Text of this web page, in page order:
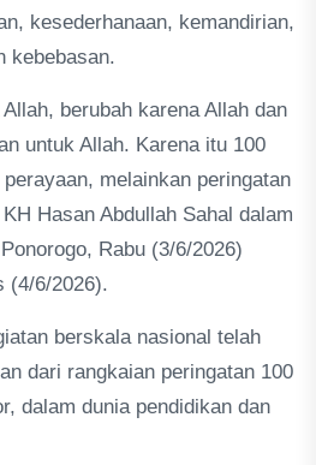
kesederhanaan, kemandirian,
kebebasan.
berubah karena Allah dan
untuk Allah. Karena itu 100
melainkan peringatan
Hasan Abdullah Sahal dalam
Rabu (3/6/2026)
(4/6/2026).
berskala nasional telah
dari rangkaian peringatan 100
dalam dunia pendidikan dan